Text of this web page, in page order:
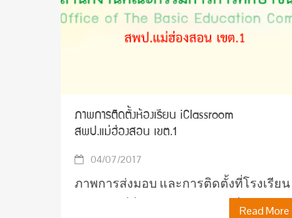
ภาพการติดตั้งห้องเรียน iClassroom
สพป.แม่ฮ่องสอน เขต.1
04/07/2017
ภาพการส่งมอบ และการติดตั้งที่โรงเรียน
อนุบาลแม่ฮ่องสอน ภาพการส่งมอบ แล
Read More